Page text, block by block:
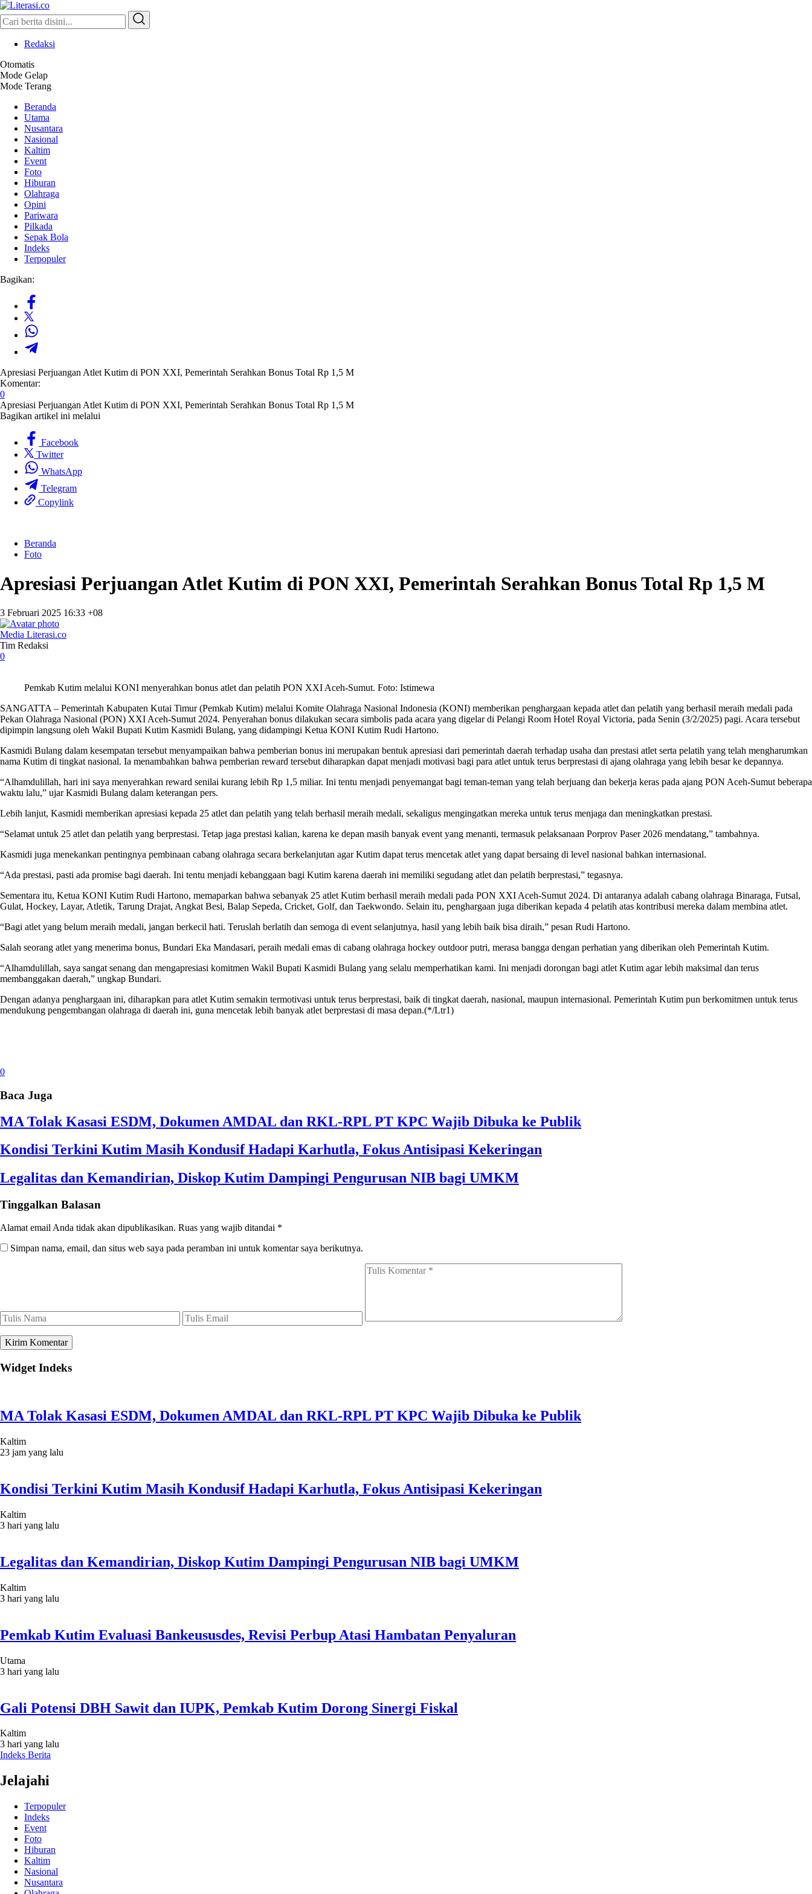
Literasi.co
Pilar Informasi
Redaksi
Otomatis
Mode Gelap
Mode Terang
Beranda
Utama
Nusantara
Nasional
Kaltim
Event
Foto
Hiburan
Olahraga
Opini
Pariwara
Pilkada
Sepak Bola
Indeks
Terpopuler
Bagikan:
Apresiasi Perjuangan Atlet Kutim di PON XXI, Pemerintah Serahkan Bonus Total Rp 1,5 M
Komentar:
0
Apresiasi Perjuangan Atlet Kutim di PON XXI, Pemerintah Serahkan Bonus Total Rp 1,5 M
Bagikan artikel ini melalui
Facebook
Twitter
WhatsApp
Telegram
Copylink
Beranda
Foto
Apresiasi Perjuangan Atlet Kutim di PON XXI, Pemerintah Serahkan Bonus Total Rp 1,5 M
3 Februari 2025 16:33 +08
Media Literasi.co
Tim Redaksi
0
Pemkab Kutim melalui KONI menyerahkan bonus atlet dan pelatih PON XXI Aceh-Sumut. Foto: Istimewa
SANGATTA – Pemerintah Kabupaten Kutai Timur (Pemkab Kutim) melalui Komite Olahraga Nasional Indonesia (KONI) memberikan penghargaan kepada atlet dan pelatih yang berhasil meraih medali pada
Pekan Olahraga Nasional (PON) XXI Aceh-Sumut 2024. Penyerahan bonus dilakukan secara simbolis pada acara yang digelar di Pelangi Room Hotel Royal Victoria, pada Senin (3/2/2025) pagi. Acara tersebut
dipimpin langsung oleh Wakil Bupati Kutim Kasmidi Bulang, yang didampingi Ketua KONI Kutim Rudi Hartono.
Kasmidi Bulang dalam kesempatan tersebut menyampaikan bahwa pemberian bonus ini merupakan bentuk apresiasi dari pemerintah daerah terhadap usaha dan prestasi atlet serta pelatih yang telah mengharumkan
nama Kutim di tingkat nasional. Ia menambahkan bahwa pemberian reward tersebut diharapkan dapat menjadi motivasi bagi para atlet untuk terus berprestasi di ajang olahraga yang lebih besar ke depannya.
“Alhamdulillah, hari ini saya menyerahkan reward senilai kurang lebih Rp 1,5 miliar. Ini tentu menjadi penyemangat bagi teman-teman yang telah berjuang dan bekerja keras pada ajang PON Aceh-Sumut beberapa
waktu lalu,” ujar Kasmidi Bulang dalam keterangan pers.
Lebih lanjut, Kasmidi memberikan apresiasi kepada 25 atlet dan pelatih yang telah berhasil meraih medali, sekaligus mengingatkan mereka untuk terus menjaga dan meningkatkan prestasi.
“Selamat untuk 25 atlet dan pelatih yang berprestasi. Tetap jaga prestasi kalian, karena ke depan masih banyak event yang menanti, termasuk pelaksanaan Porprov Paser 2026 mendatang,” tambahnya.
Kasmidi juga menekankan pentingnya pembinaan cabang olahraga secara berkelanjutan agar Kutim dapat terus mencetak atlet yang dapat bersaing di level nasional bahkan internasional.
“Ada prestasi, pasti ada promise bagi daerah. Ini tentu menjadi kebanggaan bagi Kutim karena daerah ini memiliki segudang atlet dan pelatih berprestasi,” tegasnya.
Sementara itu, Ketua KONI Kutim Rudi Hartono, memaparkan bahwa sebanyak 25 atlet Kutim berhasil meraih medali pada PON XXI Aceh-Sumut 2024. Di antaranya adalah cabang olahraga Binaraga, Futsal,
Gulat, Hockey, Layar, Atletik, Tarung Drajat, Angkat Besi, Balap Sepeda, Cricket, Golf, dan Taekwondo. Selain itu, penghargaan juga diberikan kepada 4 pelatih atas kontribusi mereka dalam membina atlet.
“Bagi atlet yang belum meraih medali, jangan berkecil hati. Teruslah berlatih dan semoga di event selanjutnya, hasil yang lebih baik bisa diraih,” pesan Rudi Hartono.
Salah seorang atlet yang menerima bonus, Bundari Eka Mandasari, peraih medali emas di cabang olahraga hockey outdoor putri, merasa bangga dengan perhatian yang diberikan oleh Pemerintah Kutim.
“Alhamdulillah, saya sangat senang dan mengapresiasi komitmen Wakil Bupati Kasmidi Bulang yang selalu memperhatikan kami. Ini menjadi dorongan bagi atlet Kutim agar lebih maksimal dan terus
membanggakan daerah,” ungkap Bundari.
Dengan adanya penghargaan ini, diharapkan para atlet Kutim semakin termotivasi untuk terus berprestasi, baik di tingkat daerah, nasional, maupun internasional. Pemerintah Kutim pun berkomitmen untuk terus
mendukung pengembangan olahraga di daerah ini, guna mencetak lebih banyak atlet berprestasi di masa depan.(*/Ltr1)
0
Baca Juga
MA Tolak Kasasi ESDM, Dokumen AMDAL dan RKL-RPL PT KPC Wajib Dibuka ke Publik
Kondisi Terkini Kutim Masih Kondusif Hadapi Karhutla, Fokus Antisipasi Kekeringan
Legalitas dan Kemandirian, Diskop Kutim Dampingi Pengurusan NIB bagi UMKM
Tinggalkan Balasan
Alamat email Anda tidak akan dipublikasikan. Ruas yang wajib ditandai *
Simpan nama, email, dan situs web saya pada peramban ini untuk komentar saya berikutnya.
Widget Indeks
MA Tolak Kasasi ESDM, Dokumen AMDAL dan RKL-RPL PT KPC Wajib Dibuka ke Publik
Kaltim
23 jam yang lalu
Kondisi Terkini Kutim Masih Kondusif Hadapi Karhutla, Fokus Antisipasi Kekeringan
Kaltim
3 hari yang lalu
Legalitas dan Kemandirian, Diskop Kutim Dampingi Pengurusan NIB bagi UMKM
Kaltim
3 hari yang lalu
Pemkab Kutim Evaluasi Bankeususdes, Revisi Perbup Atasi Hambatan Penyaluran
Utama
3 hari yang lalu
Gali Potensi DBH Sawit dan IUPK, Pemkab Kutim Dorong Sinergi Fiskal
Kaltim
3 hari yang lalu
Indeks Berita
Jelajahi
Terpopuler
Indeks
Event
Foto
Hiburan
Kaltim
Nasional
Nusantara